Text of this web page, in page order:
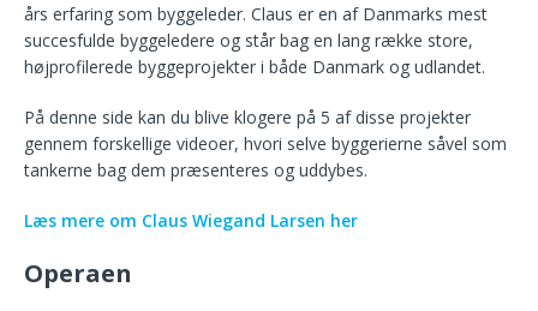
års erfaring som byggeleder. Claus er en af Danmarks mest
succesfulde byggeledere og står bag en lang række store,
højprofilerede byggeprojekter i både Danmark og udlandet.
På denne side kan du blive klogere på 5 af disse projekter
gennem forskellige videoer, hvori selve byggerierne såvel som
tankerne bag dem præsenteres og uddybes.
Læs mere om Claus Wiegand Larsen her
Operaen